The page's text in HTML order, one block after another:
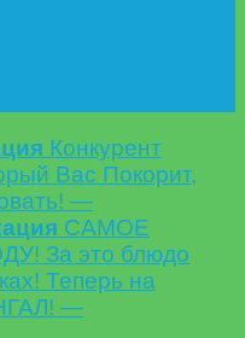
Конкурент
Вас Покорит,
—
САМОЕ
За это блюдо
Теперь на
—